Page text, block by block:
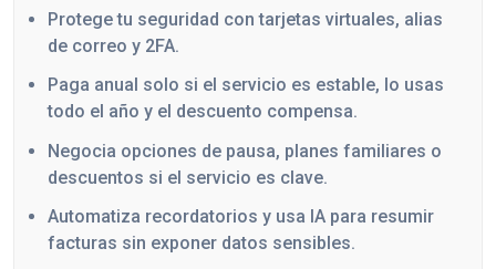
Protege tu seguridad con tarjetas virtuales, alias
de correo y 2FA.
Paga anual solo si el servicio es estable, lo usas
todo el año y el descuento compensa.
Negocia opciones de pausa, planes familiares o
descuentos si el servicio es clave.
Automatiza recordatorios y usa IA para resumir
facturas sin exponer datos sensibles.